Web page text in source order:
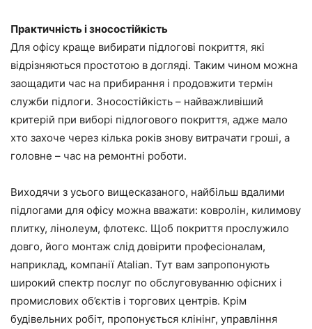
Практичність і зносостійкість
Для офісу краще вибирати підлогові покриття, які
відрізняються простотою в догляді. Таким чином можна
заощадити час на прибирання і продовжити термін
служби підлоги. Зносостійкість – найважливіший
критерій при виборі підлогового покриття, адже мало
хто захоче через кілька років знову витрачати гроші, а
головне – час на ремонтні роботи.
Виходячи з усього вищесказаного, найбільш вдалими
підлогами для офісу можна вважати: ковролін, килимову
плитку, лінолеум, флотекс. Щоб покриття прослужило
довго, його монтаж слід довірити професіоналам,
наприклад, компанії Atalian. Тут вам запропонують
широкий спектр послуг по обслуговуванню офісних і
промислових об’єктів і торгових центрів. Крім
будівельних робіт, пропонується клінінг, управління